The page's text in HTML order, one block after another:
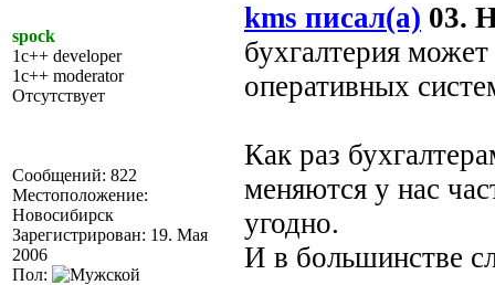
spock
1c++ developer
1c++ moderator
Отсутствует
Сообщений: 822
Местоположение:
Новосибирск
Зарегистрирован: 19. Мая
2006
Пол:
kms писал(а) 03.
бухгалтерия
оперативных
Как раз
меняются у нас
угодно.
И в большинстве